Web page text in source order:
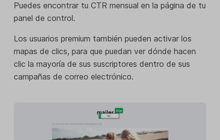
Puedes encontrar tu CTR mensual en la página de tu
panel de control.
Los usuarios premium también pueden activar los
mapas de clics, para que puedan ver dónde hacen
clic la mayoría de sus suscriptores dentro de sus
campañas de correo electrónico.